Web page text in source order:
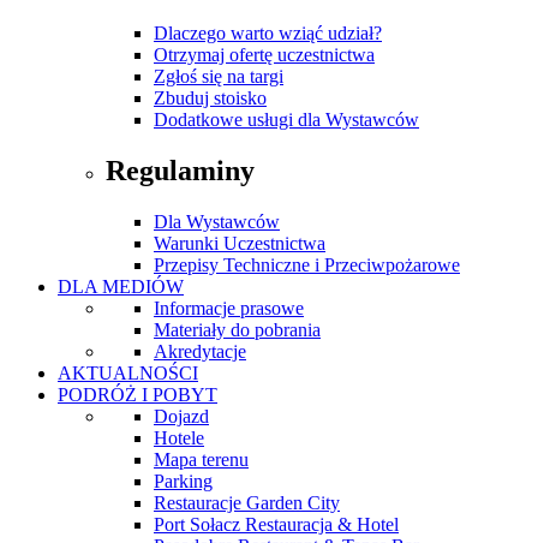
Dlaczego warto wziąć udział?
Otrzymaj ofertę uczestnictwa
Zgłoś się na targi
Zbuduj stoisko
Dodatkowe usługi dla Wystawców
Regulaminy
Dla Wystawców
Warunki Uczestnictwa
Przepisy Techniczne i Przeciwpożarowe
DLA MEDIÓW
Informacje prasowe
Materiały do pobrania
Akredytacje
AKTUALNOŚCI
PODRÓŻ I POBYT
Dojazd
Hotele
Mapa terenu
Parking
Restauracje Garden City
Port Sołacz Restauracja & Hotel